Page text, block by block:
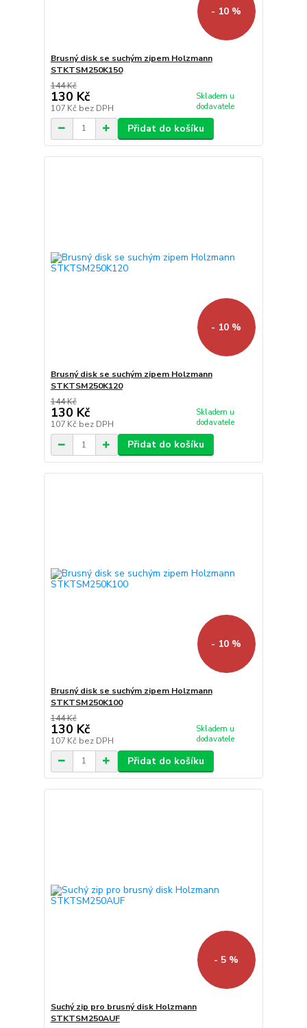
- 10 %
Brusný disk se suchým zipem Holzmann
STKTSM250K150
144 Kč
130 Kč
107 Kč bez DPH
Skladem u
dodavatele
Přidat do košíku
- 10 %
Brusný disk se suchým zipem Holzmann
STKTSM250K120
144 Kč
130 Kč
107 Kč bez DPH
Skladem u
dodavatele
Přidat do košíku
- 10 %
Brusný disk se suchým zipem Holzmann
STKTSM250K100
144 Kč
130 Kč
107 Kč bez DPH
Skladem u
dodavatele
Přidat do košíku
- 5 %
Suchý zip pro brusný disk Holzmann
STKTSM250AUF